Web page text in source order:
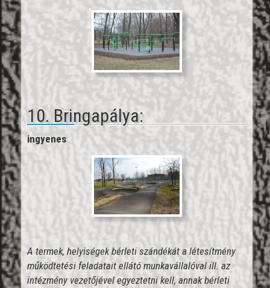
10. Bringapálya:
ingyenes
A termek, helyiségek bérleti szándékát a létesítmény
működtetési feladatait ellátó munkavállalóval ill. az
intézmény vezetőjével egyeztetni kell, annak bérleti